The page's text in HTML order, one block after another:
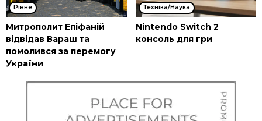
Рівне
Митрополит Епіфаній
відвідав Вараш та
помолився за перемогу
України
Техніка/Наука
Nintendo Switch 2
консоль для гри